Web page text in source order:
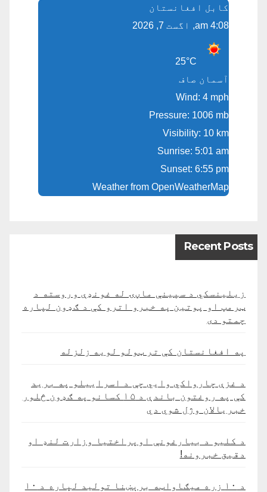
کابل افغانستان
4:08 am, اگست 7, 2026
25°C
آسمان صاف
Wind: 4 mph
Pressure: 1006 mb
Visibility: 10 km
Sunrise: 5:01 am
Sunset: 6:55 pm
Weather from OpenWeatherMap
Recent Posts
زیلینسکي د سپینې ماڼۍ له غونډې وروسته د
ټرمپ او پوتین په خبرو اترو کې د ګډون لپاره
چمتو دی
په افغانستان کې تر ټولو لویه زلزله
د غزې چارواکي وايي چې د اسراییلو په برید
کې په روغتون باندې د ۱۵ کسانو په ګډون څلور
خبریالان وژل شوي دي
د کلیو د بیارغونې اوپراختیا وزارت لنډ او
دقیق خبرونه!
د ۱۰ زره میګاواټه برېښنا تولید لپاره د ۱۰